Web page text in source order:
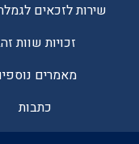
שירות לזכאים
זכויות שוות
מאמרים
כתבות